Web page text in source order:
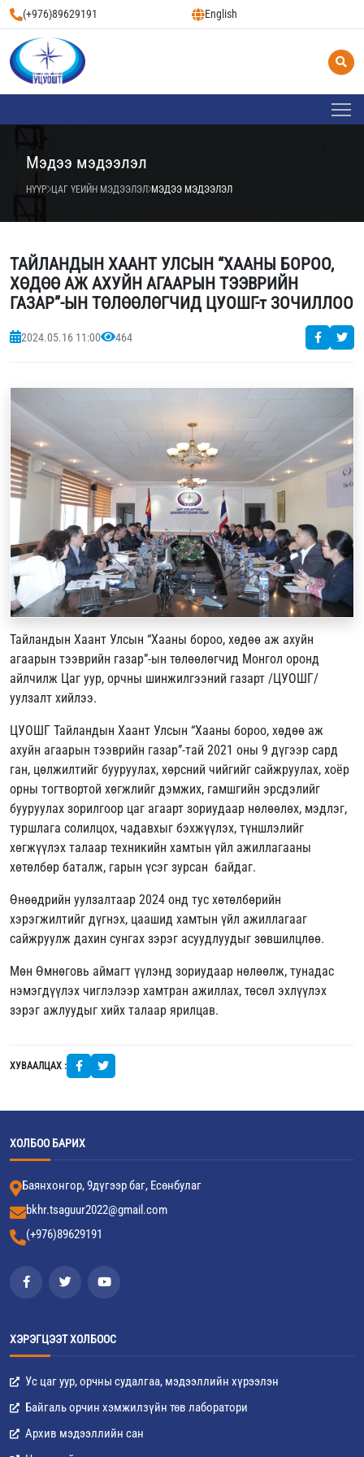
(+976)89629191 English
Мэдээ мэдээлэл
НҮҮР ЦАГ ҮЕИЙН МЭДЭЭЛЭЛ МЭДЭЭ МЭДЭЭЛЭЛ
ТАЙЛАНДЫН ХААНТ УЛСЫН “ХААНЫ БОРОО,
ХӨДӨӨ АЖ АХУЙН АГААРЫН ТЭЭВРИЙН
ГАЗАР”-ЫН ТӨЛӨӨЛӨГЧИД ЦУОШГ-т ЗОЧИЛЛОО
2024.05.16 11:00 464
Тайландын Хаант Улсын “Хааны бороо, хөдөө аж ахуйн
агаарын тээврийн газар”-ын төлөөлөгчид Монгол оронд
айлчилж Цаг уур, орчны шинжилгээний газарт /ЦУОШГ/
уулзалт хийлээ.
ЦУОШГ Тайландын Хаант Улсын “Хааны бороо, хөдөө аж
ахуйн агаарын тээврийн газар”-тай 2021 оны 9 дүгээр сард
ган, цөлжилтийг бууруулах, хөрсний чийгийг сайжруулах, хоёр
орны тогтвортой хөгжлийг дэмжих, гамшгийн эрсдэлийг
бууруулах зорилгоор цаг агаарт зориудаар нөлөөлөх, мэдлэг,
туршлага солилцох, чадавхыг бэхжүүлэх, түншлэлийг
хөгжүүлэх талаар техникийн хамтын үйл ажиллагааны
хөтөлбөр баталж, гарын үсэг зурсан байдаг.
Өнөөдрийн уулзалтаар 2024 онд тус хөтөлбөрийн
хэрэгжилтийг дүгнэх, цаашид хамтын үйл ажиллагааг
сайжруулж дахин сунгах зэрэг асуудлуудыг зөвшилцлөө.
Мөн Өмнөговь аймагт үүлэнд зориудаар нөлөөлж, тунадас
нэмэгдүүлэх чиглэлээр хамтран ажиллах, төсөл эхлүүлэх
зэрэг ажлуудыг хийх талаар ярилцав.
ХУВААЛЦАХ :
ХОЛБОО БАРИХ
Баянхонгор, 9дүгээр баг, Есөнбулаг
bkhr.tsaguur2022@gmail.com
(+976)89629191
ХЭРЭГЦЭЭТ ХОЛБООС
Ус цаг уур, орчны судалгаа, мэдээллийн хүрээлэн
Байгаль орчин хэмжилзүйн төв лаборатори
Архив мэдээллийн сан